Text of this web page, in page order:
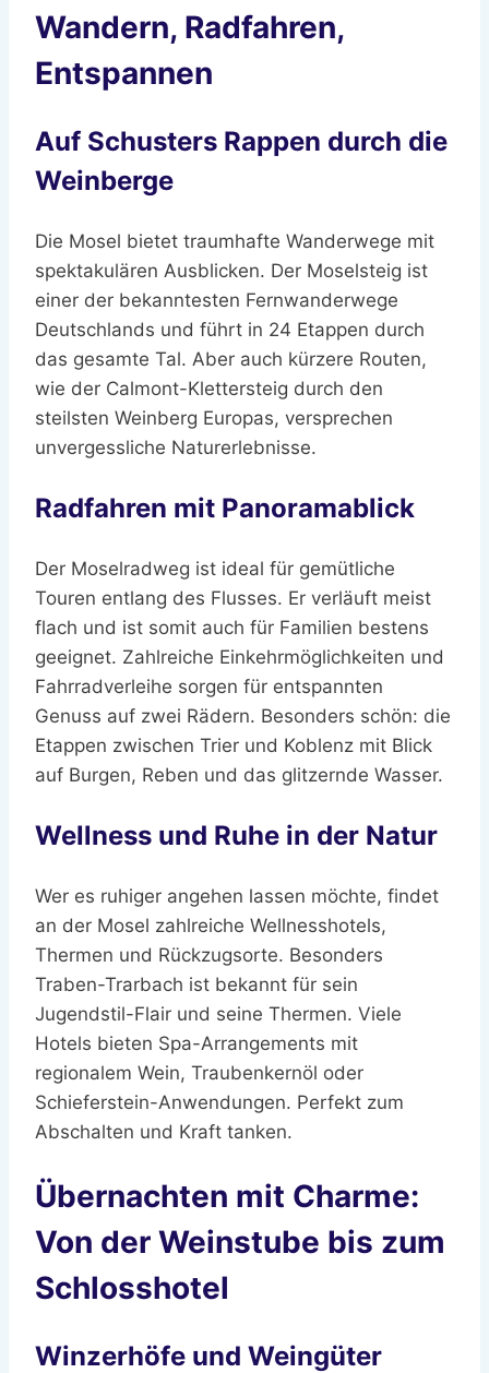
Wandern, Radfahren,
Entspannen
Auf Schusters Rappen durch die
Weinberge
Die Mosel bietet traumhafte Wanderwege mit
spektakulären Ausblicken. Der Moselsteig ist
einer der bekanntesten Fernwanderwege
Deutschlands und führt in 24 Etappen durch
das gesamte Tal. Aber auch kürzere Routen,
wie der Calmont-Klettersteig durch den
steilsten Weinberg Europas, versprechen
unvergessliche Naturerlebnisse.
Radfahren mit Panoramablick
Der Moselradweg ist ideal für gemütliche
Touren entlang des Flusses. Er verläuft meist
flach und ist somit auch für Familien bestens
geeignet. Zahlreiche Einkehrmöglichkeiten und
Fahrradverleihe sorgen für entspannten
Genuss auf zwei Rädern. Besonders schön: die
Etappen zwischen Trier und Koblenz mit Blick
auf Burgen, Reben und das glitzernde Wasser.
Wellness und Ruhe in der Natur
Wer es ruhiger angehen lassen möchte, findet
an der Mosel zahlreiche Wellnesshotels,
Thermen und Rückzugsorte. Besonders
Traben-Trarbach ist bekannt für sein
Jugendstil-Flair und seine Thermen. Viele
Hotels bieten Spa-Arrangements mit
regionalem Wein, Traubenkernöl oder
Schieferstein-Anwendungen. Perfekt zum
Abschalten und Kraft tanken.
Übernachten mit Charme:
Von der Weinstube bis zum
Schlosshotel
Winzerhöfe und Weingüter